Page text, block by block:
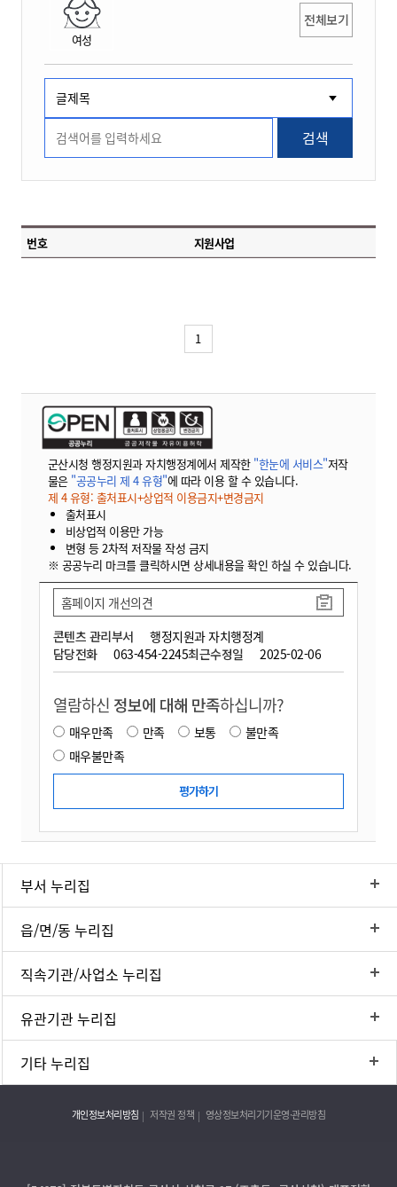
여성
전체보기
검색
번호 지원사업
1
군산시청 행정지원과 자치행정계에서 제작한 "한눈에 서비스"저작
물은 "공공누리 제 4 유형"에 따라 이용 할 수 있습니다.
제 4 유형: 출처표시+상업적 이용금지+변경금지
출처표시
비상업적 이용만 가능
변형 등 2차적 저작물 작성 금지
※ 공공누리 마크를 클릭하시면 상세내용을 확인 하실 수 있습니다.
콘텐츠 관리부서
행정지원과 자치행정계
담당전화
063-454-2245최근수정일 2025-02-06
홈페이지 개선의견
열람하신 정보에 대해 만족하십니까?
매우만족 만족 보통
불만족
매우불만족
부서 누리집
읍/면/동 누리집
직속기관/사업소 누리집
유관기관 누리집
기타 누리집
개인정보처리방침 저작권 정책 영상정보처리기기운영·관리방침